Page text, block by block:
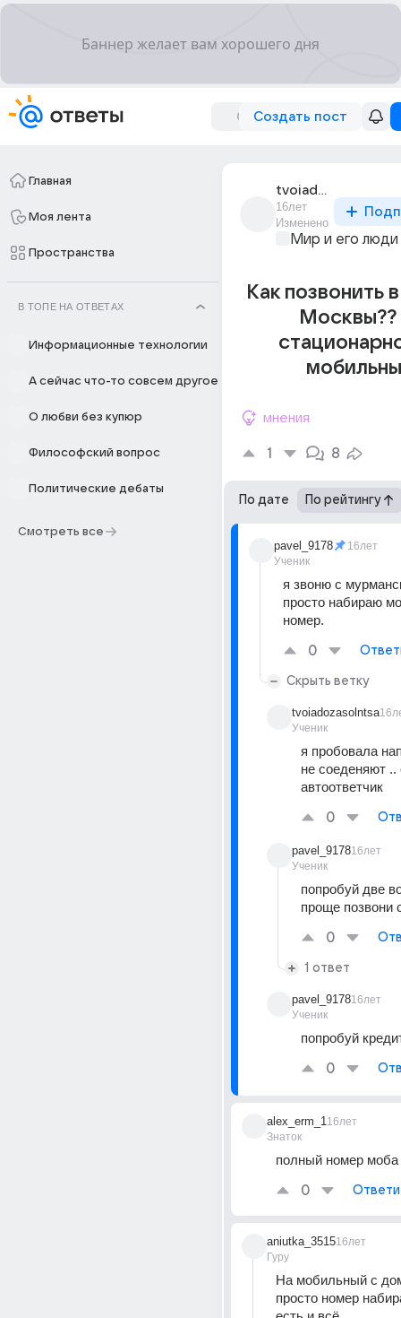
Создать пост
Главная
Моя лента
Пространства
В ТОПЕ НА ОТВЕТАХ
Информационные технологии
А сейчас что-то совсем другое
О любви без купюр
Философский вопрос
Политические дебаты
Смотреть все
tvoiadozasolntsa
16лет
Изменено
Мир и его люди
Как позвонить
Москвы??
мнения
1 8
По дате По рейтингу
pavel_9178
Ученик
16лет
я звоню с
просто набираю
номер.
0
Скрыть ветку
tvoiadozasolntsa
Ученик
я пробовала
не соеденяют ..
автоответчик
0
pavel_9178
Ученик
16лет
попробуй две
проще позвони
0
1 ответ
pavel_9178
Ученик
16лет
попробуй
0
alex_erm_1
Знаток
16лет
полный номер моба
0
aniutka_3515
Гуру
16лет
На мобильный с
просто номер